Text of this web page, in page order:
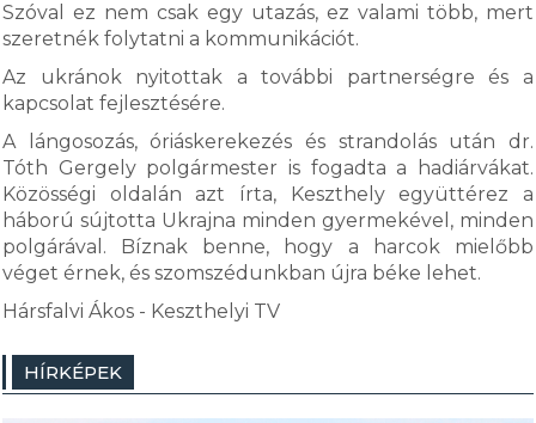
Szóval ez nem csak egy utazás, ez valami több, mert
szeretnék folytatni a kommunikációt.
Az ukránok nyitottak a további partnerségre és a
kapcsolat fejlesztésére.
A lángosozás, óriáskerekezés és strandolás után dr.
Tóth Gergely polgármester is fogadta a hadiárvákat.
Közösségi oldalán azt írta, Keszthely együttérez a
háború sújtotta Ukrajna minden gyermekével, minden
polgárával. Bíznak benne, hogy a harcok mielőbb
véget érnek, és szomszédunkban újra béke lehet.
Hársfalvi Ákos - Keszthelyi TV
HÍRKÉPEK